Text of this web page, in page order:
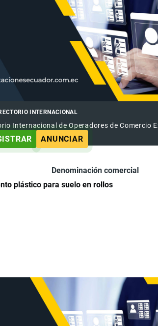
INTERNACIONAL
Internacional de Operadores de Comercio
ANUNCIAR
Denominación comercial
plástico para suelo en rollos